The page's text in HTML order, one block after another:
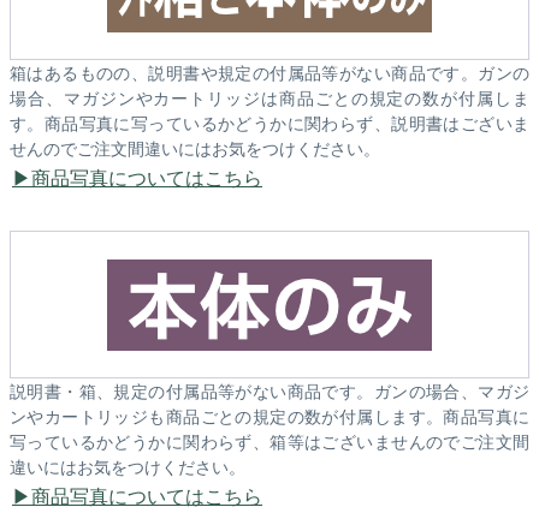
箱はあるものの、説明書や規定の付属品等がない商品です。ガンの
場合、マガジンやカートリッジは商品ごとの規定の数が付属しま
す。商品写真に写っているかどうかに関わらず、説明書はございま
せんのでご注文間違いにはお気をつけください。
商品写真についてはこちら
説明書・箱、規定の付属品等がない商品です。ガンの場合、マガジ
ンやカートリッジも商品ごとの規定の数が付属します。商品写真に
写っているかどうかに関わらず、箱等はございませんのでご注文間
違いにはお気をつけください。
商品写真についてはこちら